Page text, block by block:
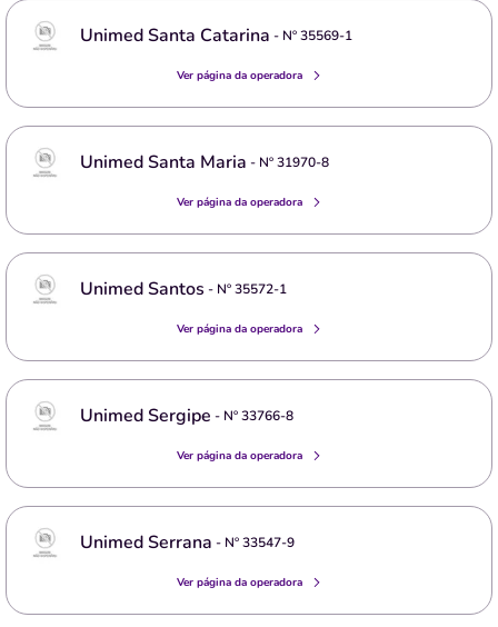
Unimed Santa Catarina - Nº35569-1
Ver página da operadora
Unimed Santa Maria - Nº31970-8
Ver página da operadora
Unimed Santos - Nº35572-1
Ver página da operadora
Unimed Sergipe - Nº33766-8
Ver página da operadora
Unimed Serrana - Nº33547-9
Ver página da operadora